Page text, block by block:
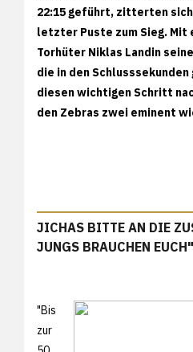
22:15 geführt, zitterten
letzter Puste zum Sieg.
Torhüter Niklas Landin
die in den Schlusssekunden
diesen wichtigen Schritt
den Zebras zwei eminent
JICHAS BITTE AN DIE
JUNGS BRAUCHEN EUCH"
"Bis
zur